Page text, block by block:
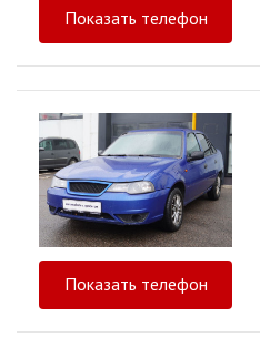
Показать телефон
Показать телефон